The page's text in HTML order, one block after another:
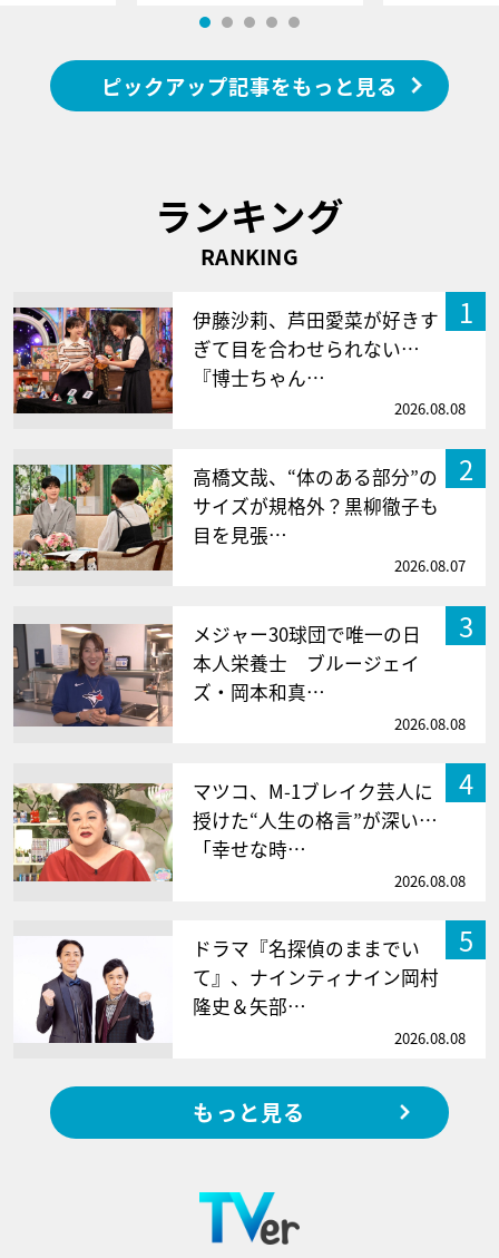
ピックアップ記事をもっと見る
ランキング
RANKING
1
伊藤沙莉、芦田愛菜が好きす
ぎて目を合わせられない…
『博士ちゃん…
2026.08.08
2
高橋文哉、“体のある部分”の
サイズが規格外？黒柳徹子も
目を見張…
2026.08.07
3
メジャー30球団で唯一の日
本人栄養士 ブルージェイ
ズ・岡本和真…
2026.08.08
4
マツコ、M-1ブレイク芸人に
授けた“人生の格言”が深い…
「幸せな時…
2026.08.08
5
ドラマ『名探偵のままでい
て』、ナインティナイン岡村
隆史＆矢部…
2026.08.08
もっと見る